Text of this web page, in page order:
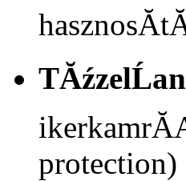
protection)